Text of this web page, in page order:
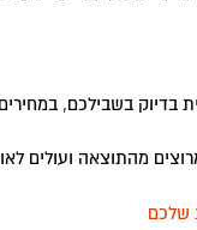
בדיוק בשבילכם, במחירים
מהתוצאה ועולים
שלכם